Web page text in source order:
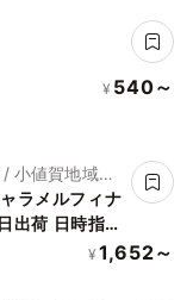
¥ 540～
小値賀地域ブ
ラメルフィナ
れ 焼き菓子
¥ 1,652～